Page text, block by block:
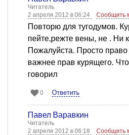
Читатель
2 апреля 2012 в 06:24
Сообщить
Повторю для тугодумов.
пейте,режте вены, не . Ни
Пожалуйста. Просто
важнее прав курящего.
говорил
0 Ответить
Павел Варавкин
Читатель
2 апреля 2012 в 06:18
Сообщить